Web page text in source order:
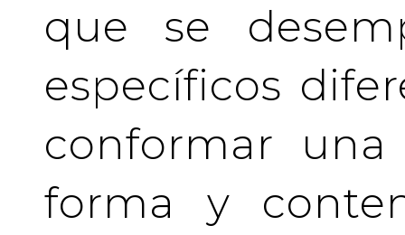
que se
específicos
conformar
forma y